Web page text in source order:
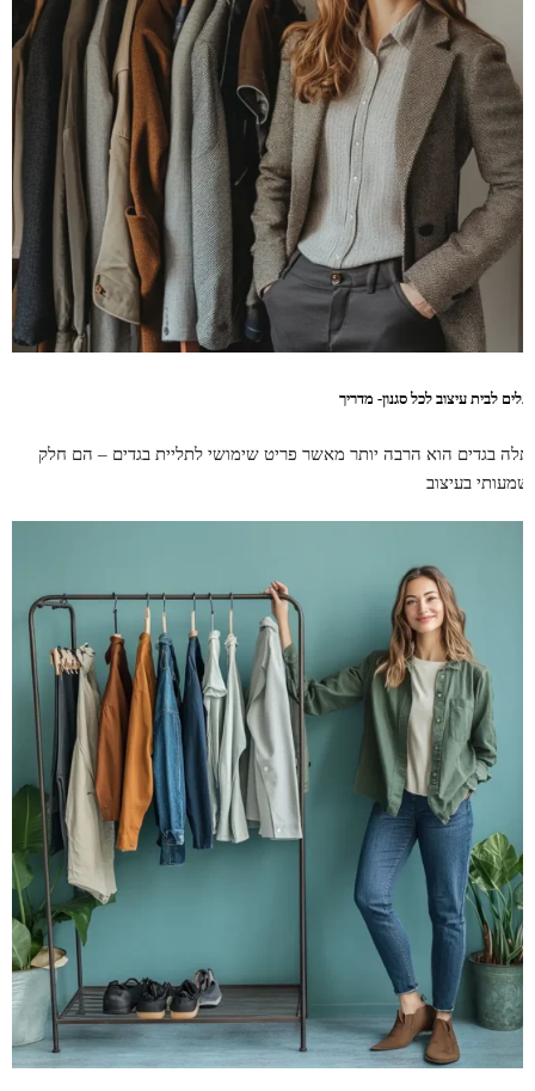
לבית עיצוב לכל סגנון- מדריך
בגדים הוא הרבה יותר מאשר פריט שימושי לתליית בגדים – הם חלק
בעיצוב